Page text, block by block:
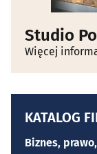
Studio
Więcej
KATALOG
Biznes,